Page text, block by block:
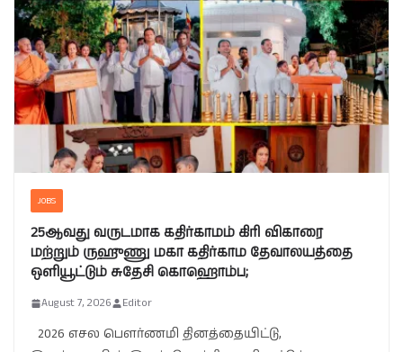
JOBS
25ஆவது வருடமாக கதிர்காமம் கிரி விகாரை
மற்றும் ருஹுணு மகா கதிர்காம தேவாலயத்தை
ஒளியூட்டும் சுதேசி கொஹொம்ப;
August 7, 2026 Editor
2026 எசல பௌர்ணமி தினத்தையிட்டு,